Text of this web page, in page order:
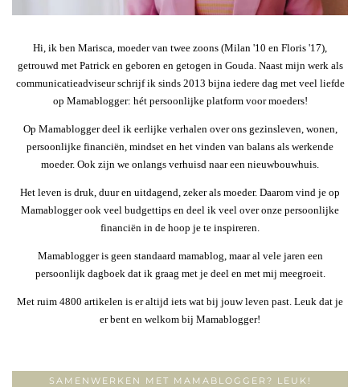
Hi, ik ben Marisca, moeder van twee zoons (Milan '10 en Floris '17),
getrouwd met Patrick en geboren en getogen in Gouda. Naast mijn werk als
communicatieadviseur schrijf ik sinds 2013 bijna iedere dag met veel liefde
op Mamablogger: hét persoonlijke platform voor moeders!
Op Mamablogger deel ik eerlijke verhalen over ons gezinsleven, wonen,
persoonlijke financiën, mindset en het vinden van balans als werkende
moeder. Ook zijn we onlangs verhuisd naar een nieuwbouwhuis.
Het leven is druk, duur en uitdagend, zeker als moeder. Daarom vind je op
Mamablogger ook veel budgettips en deel ik veel over onze persoonlijke
financiën in de hoop je te inspireren.
Mamablogger is geen standaard mamablog, maar al vele jaren een
persoonlijk dagboek dat ik graag met je deel en met mij meegroeit.
Met ruim 4800 artikelen is er altijd iets wat bij jouw leven past. Leuk dat je
er bent en welkom bij Mamablogger!
SAMENWERKEN MET MAMABLOGGER? LEUK!